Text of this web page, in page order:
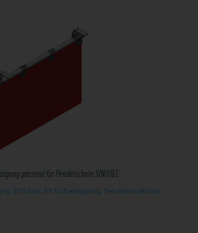
passend für Pendelschale SINOTEC
33% bzw. 66 % Überlappung, Pendelschale blau